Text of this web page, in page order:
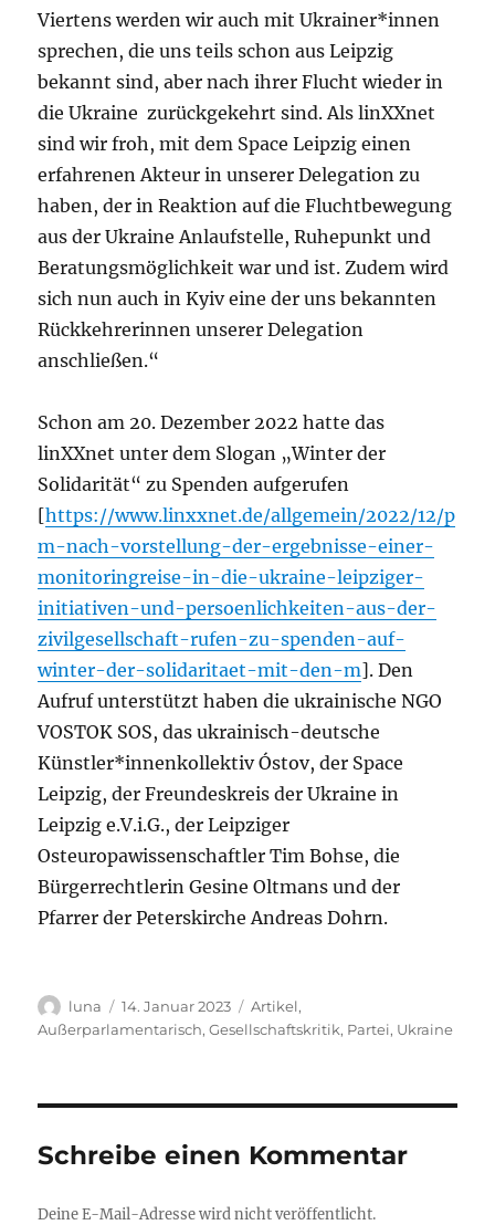
Viertens werden wir auch mit Ukrainer*innen
sprechen, die uns teils schon aus Leipzig
bekannt sind, aber nach ihrer Flucht wieder in
die Ukraine zurückgekehrt sind. Als linXXnet
sind wir froh, mit dem Space Leipzig einen
erfahrenen Akteur in unserer Delegation zu
haben, der in Reaktion auf die Fluchtbewegung
aus der Ukraine Anlaufstelle, Ruhepunkt und
Beratungsmöglichkeit war und ist. Zudem wird
sich nun auch in Kyiv eine der uns bekannten
Rückkehrerinnen unserer Delegation
anschließen.“
Schon am 20. Dezember 2022 hatte das
linXXnet unter dem Slogan „Winter der
Solidarität“ zu Spenden aufgerufen
[https://www.linxxnet.de/allgemein/2022/12/p
m-nach-vorstellung-der-ergebnisse-einer-
monitoringreise-in-die-ukraine-leipziger-
initiativen-und-persoenlichkeiten-aus-der-
zivilgesellschaft-rufen-zu-spenden-auf-
winter-der-solidaritaet-mit-den-m]. Den
Aufruf unterstützt haben die ukrainische NGO
VOSTOK SOS, das ukrainisch-deutsche
Künstler*innenkollektiv Óstov, der Space
Leipzig, der Freundeskreis der Ukraine in
Leipzig e.V.i.G., der Leipziger
Osteuropawissenschaftler Tim Bohse, die
Bürgerrechtlerin Gesine Oltmans und der
Pfarrer der Peterskirche Andreas Dohrn.
Autor
luna
Veröffentlicht
am
14. Januar 2023 Kategorien
Artikel,
Außerparlamentarisch,Gesellschaftskritik, Partei, Ukraine
Schreibe einen Kommentar
Deine E-Mail-Adresse wird nicht veröffentlicht.